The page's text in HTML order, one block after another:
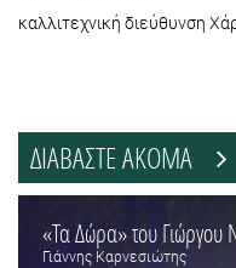
καλλιτεχνική διεύθυνση
ΔΙΑΒΑΣΤΕ ΑΚΟΜΑ
«Τα Δώρα» του Γιώργου
Γιάννης Καρνεσιώτης